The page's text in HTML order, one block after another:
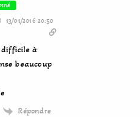
13/01/2016 20:50
difficile à
beaucoup
Répondre